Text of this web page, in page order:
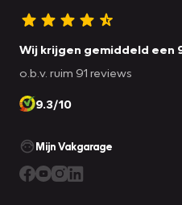
Wij krijgen gemiddeld een
o.b.v. ruim 91 reviews
9.3/10
Mijn Vakgarage